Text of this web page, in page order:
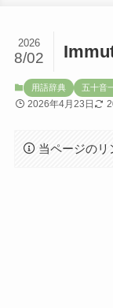
2026
8/02
用語辞典 五十音
2026年4月23日
当ページのリ